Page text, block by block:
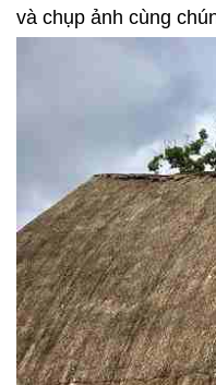
và chụp ảnh cùng